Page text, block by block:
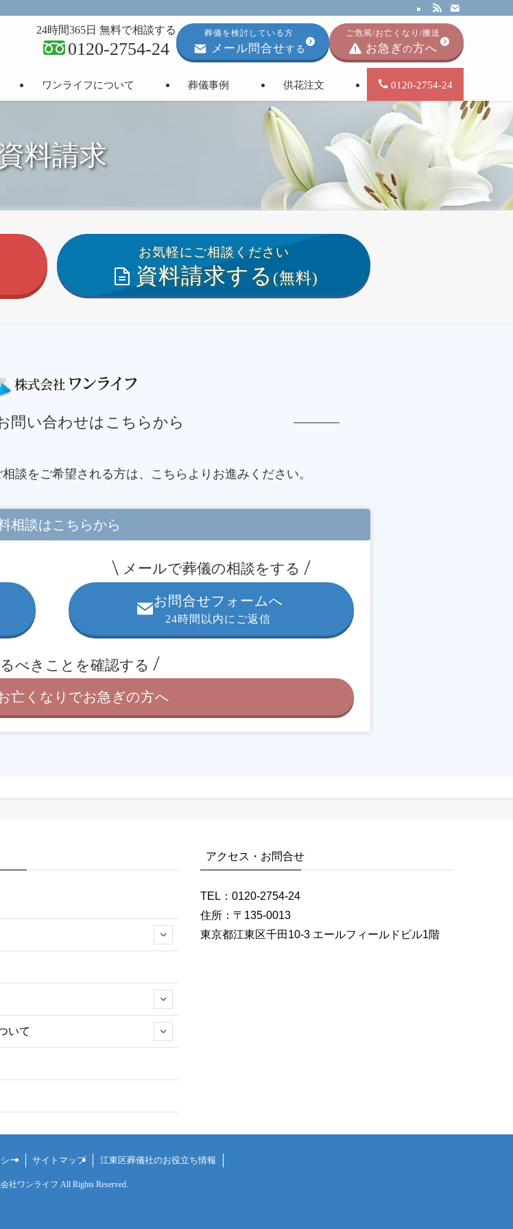
ワンライフについて 葬儀事例 供花注文 0120-2754-24
24時間365日 無料で相談する
0120-2754-24
葬儀を検討している方
メール問合せする
ご危篤/お亡くなり/搬送
お急ぎの方へ
資料請求
お気軽にご相談ください
資料請求する (無料)
問い合わせはこちらから
談を ご希望される方は、こちらよりお進みください。
相談はこちらから
メールで葬儀の相談をする
お問合せフォームへ
24時間以内にご返信
べきことを確認する
亡くなりでお急ぎの方へ
いて
アクセス・お問合せ
TEL：0120-2754-24
住所：〒135-0013
東京都江東区千田10-3 エールフィールドビル1階
ー サイトマップ 江東区葬儀社のお役立ち情報
社ワンライフ All Rights Reserved.